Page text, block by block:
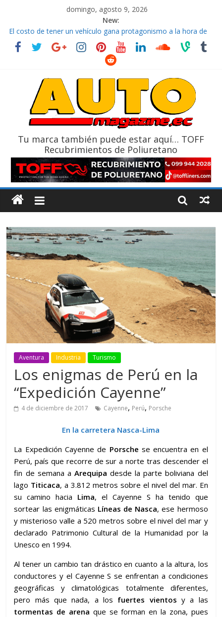
domingo, agosto 9, 2026
New:
La FEDAK recibe 12 Sinotruk Bolden para cubrir las rutas de La
Vuelta
El costo de tener un vehículo gana protagonismo a la hora de
¿Qué puede pasar con tu vehículo si permanece varios días sin
La Vuelta al Ecuador 2026, edición 47ª, recorre 7 provincias en 8
Tu marca también puede estar aquí… TOFF
Recubrimientos de Poliuretano
Aventura Industria Turismo
Los enigmas de Perú en la
“Expedición Cayenne”
4 de diciembre de 2017 Cayenne, Perú, Porsche
En la carretera Nasca-Lima
La Expedición Cayenne de Porsche se encuentra en el
Perú, país que recorre de sur a norte tras descender el
fin de semana a Arequipa desde la parte boliviana del
lago Titicaca, a 3.812 metros sobre el nivel del mar. En
su camino hacia Lima, el Cayenne S ha tenido que
sortear las enigmáticas Líneas de Nasca, ese hermoso
y misterioso valle a 520 metros sobre el nivel del mar y
declarado Patrimonio Cultural de la Humanidad por la
Unesco en 1994.
Al tener un cambio tan drástico en cuanto a la altura, los
conductores y el Cayenne S se enfrentan a condiciones
geográficas y climatológicas totalmente diferentes,
pero más que nada, a los fuertes vientos y a las
tormentas de arena que se forman en la zona, pues